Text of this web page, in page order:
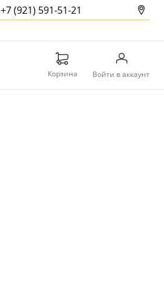
+7 (921) 591-51-21
Корзина Войти в аккаунт